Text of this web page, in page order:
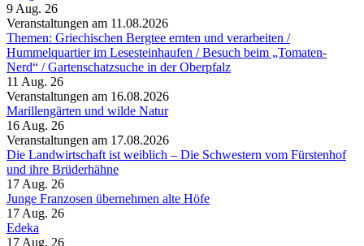
9 Aug. 26
Veranstaltungen am 11.08.2026
Themen: Griechischen Bergtee ernten und verarbeiten /​
Hummelquartier im Lesesteinhaufen /​ Besuch beim „Tomaten-
Nerd“ /​ Gartenschatzsuche in der Oberpfalz
11 Aug. 26
Veranstaltungen am 16.08.2026
Marillengärten und wilde Natur
16 Aug. 26
Veranstaltungen am 17.08.2026
Die Landwirtschaft ist weiblich – Die Schwestern vom Fürstenhof
und ihre Brüderhähne
17 Aug. 26
Junge Franzosen übernehmen alte Höfe
17 Aug. 26
Edeka
17 Aug. 26